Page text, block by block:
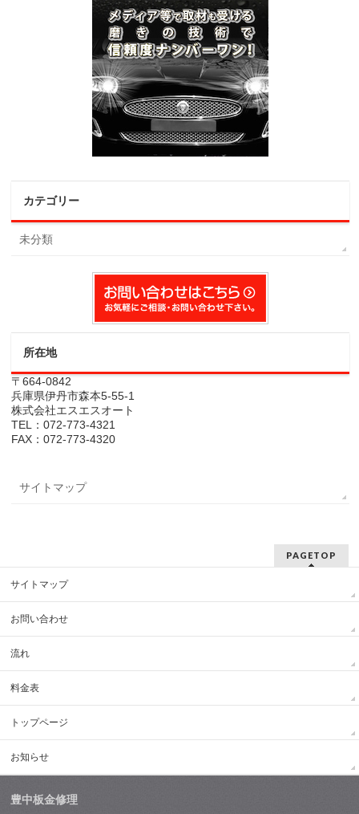
カテゴリー
未分類
所在地
〒664-0842
兵庫県伊丹市森本5-55-1
株式会社エスエスオート
TEL：072-773-4321
FAX：072-773-4320
サイトマップ
PAGETOP
サイトマップ
お問い合わせ
流れ
料金表
トップページ
お知らせ
豊中板金修理